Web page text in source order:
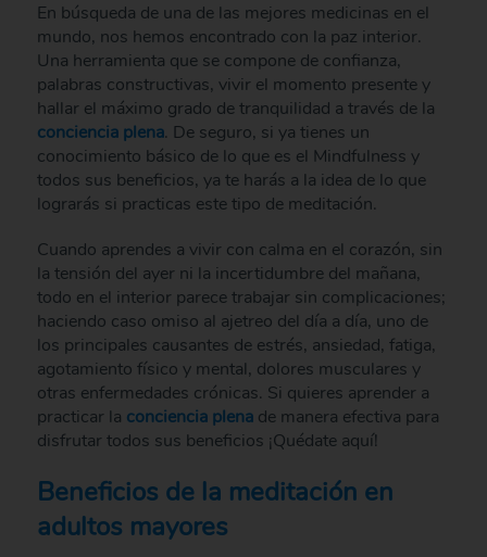
En búsqueda de una de las mejores medicinas en el
mundo, nos hemos encontrado con la paz interior.
Una herramienta que se compone de confianza,
palabras constructivas, vivir el momento presente y
hallar el máximo grado de tranquilidad a través de la
conciencia plena. De seguro, si ya tienes un
conocimiento básico de lo que es el Mindfulness y
todos sus beneficios, ya te harás a la idea de lo que
lograrás si practicas este tipo de meditación.
Cuando aprendes a vivir con calma en el corazón, sin
la tensión del ayer ni la incertidumbre del mañana,
todo en el interior parece trabajar sin complicaciones;
haciendo caso omiso al ajetreo del día a día, uno de
los principales causantes de estrés, ansiedad, fatiga,
agotamiento físico y mental, dolores musculares y
otras enfermedades crónicas. Si quieres aprender a
practicar la conciencia plenade manera efectiva para
disfrutar todos sus beneficios ¡Quédate aquí!
Beneficios de la meditación en
adultos mayores